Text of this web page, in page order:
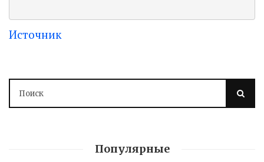
Источник
Популярные